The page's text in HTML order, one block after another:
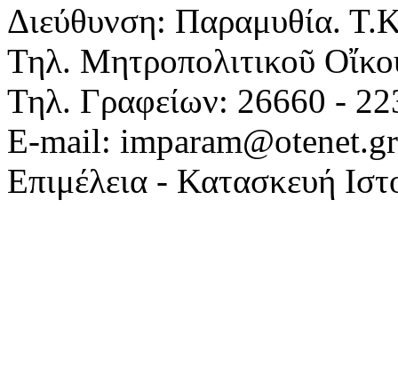
Διεύθυνση: Παραμυθία.
Τηλ. Μητροπολιτικοῦ
Τηλ. Γραφείων: 26660 -
E-mail: imparam@otenet.gr
Επιμέλεια - Κατασκευή